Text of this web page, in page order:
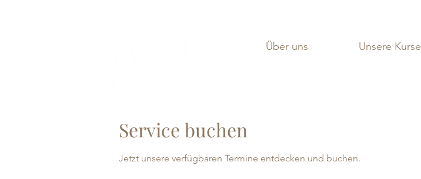
Über uns Unsere Kurse
Service buchen
Jetzt unsere verfügbaren Termine entdecken und buchen.